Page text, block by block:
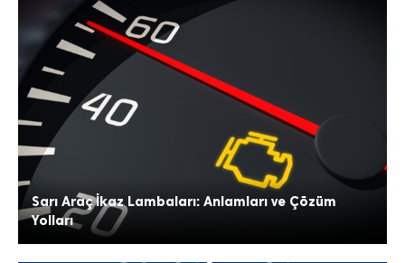
Sarı Araç İkaz Lambaları: Anlamları ve Çözüm
Yolları